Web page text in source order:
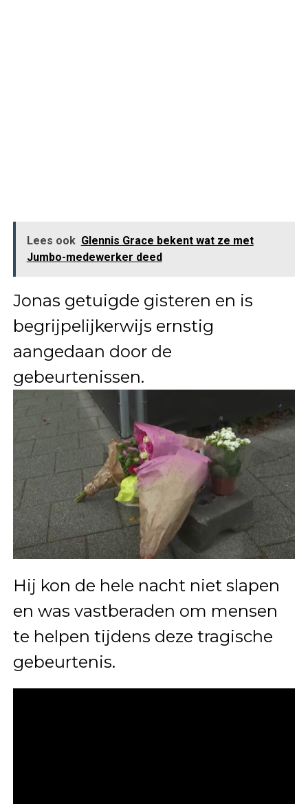
Lees ook Glennis Grace bekent wat ze met
Jumbo-medewerker deed
Jonas getuigde gisteren en is
begrijpelijkerwijs ernstig
aangedaan door de
gebeurtenissen.
Hij kon de hele nacht niet slapen
en was vastberaden om mensen
te helpen tijdens deze tragische
gebeurtenis.